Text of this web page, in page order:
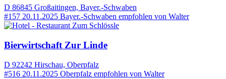
D 86845 Großaitingen, Bayer.-Schwaben
#157 20.11.2025 Bayer.-Schwaben empfohlen von Walter
Bierwirtschaft Zur Linde
D 92242 Hirschau, Oberpfalz
#516 20.11.2025 Oberpfalz empfohlen von Walter